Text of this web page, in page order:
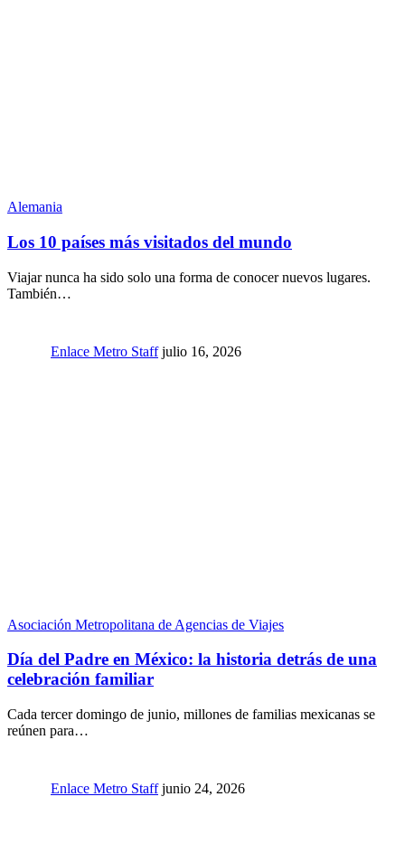
Alemania
Los 10 países más visitados del mundo
Viajar nunca ha sido solo una forma de conocer nuevos lugares.
También…
Enlace Metro Staff julio 16, 2026
Asociación Metropolitana de Agencias de Viajes
Día del Padre en México: la historia detrás de una
celebración familiar
Cada tercer domingo de junio, millones de familias mexicanas se
reúnen para…
Enlace Metro Staff junio 24, 2026